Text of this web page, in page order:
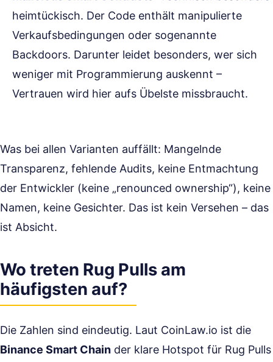
heimtückisch. Der Code enthält manipulierte
Verkaufsbedingungen oder sogenannte
Backdoors. Darunter leidet besonders, wer sich
weniger mit Programmierung auskennt –
Vertrauen wird hier aufs Übelste missbraucht.
Was bei allen Varianten auffällt: Mangelnde
Transparenz, fehlende Audits, keine Entmachtung
der Entwickler (keine „renounced ownership“), keine
Namen, keine Gesichter. Das ist kein Versehen – das
ist Absicht.
Wo treten Rug Pulls am
häufigsten auf?
Die Zahlen sind eindeutig. Laut CoinLaw.io ist die
Binance Smart Chain der klare Hotspot für Rug Pulls